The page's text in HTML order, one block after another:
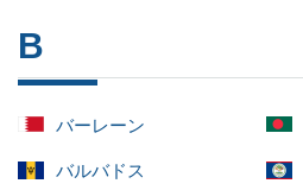
B
バーレーン
バルバドス